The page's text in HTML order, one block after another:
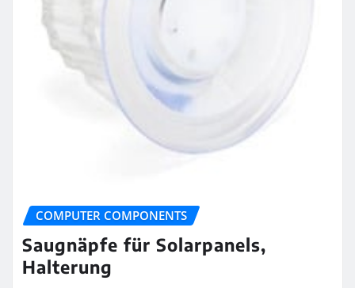
COMPUTER COMPONENTS
Saugnäpfe für Solarpanels,
Halterung